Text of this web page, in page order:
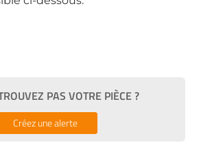
PAS VOTRE PIÈCE ?
Créez une alerte